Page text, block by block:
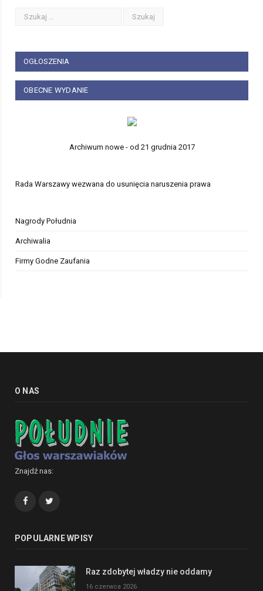
OGŁOSZENIA
OBECNE WYDANIE
Archiwum nowe - od 21 grudnia 2017
Rada Warszawy wezwana do usunięcia naruszenia prawa
Nagrody Południa
Archiwalia
Firmy Godne Zaufania
O NAS
Znajdź nas:
Facebook
POPULARNE WPISY
Raz zdobytej władzy nie oddamy
16 czerwca 2026